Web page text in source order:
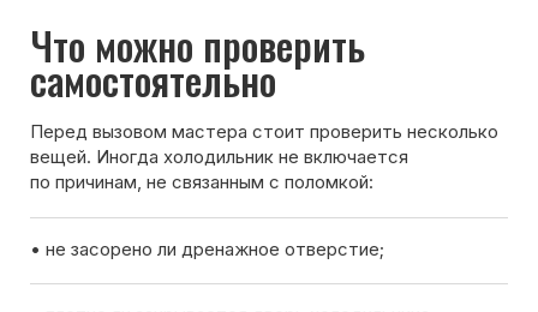
• не ставятся ли горячие продукты в холодильник.
Если после проверки холодильник всё равно
не включается — лучше вызвать мастера для
диагностики.